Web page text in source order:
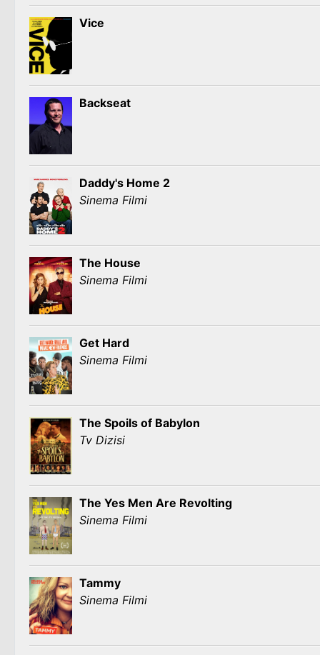
Vice
Backseat
Daddy's Home 2
Sinema Filmi
The House
Sinema Filmi
Get Hard
Sinema Filmi
The Spoils of Babylon
Tv Dizisi
The Yes Men Are Revolting
Sinema Filmi
Tammy
Sinema Filmi